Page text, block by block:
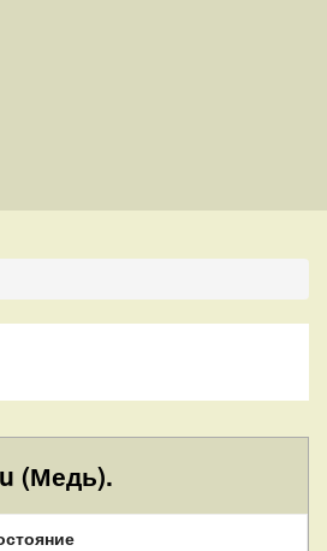
(Медь).